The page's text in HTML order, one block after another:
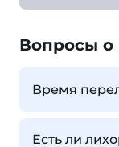
Вопросы о
Время
Есть ли